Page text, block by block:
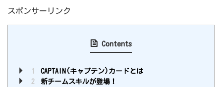
スポンサーリンク
Contents
1
CAPTAIN(キャプテン)カードとは
2
新チームスキルが登場！